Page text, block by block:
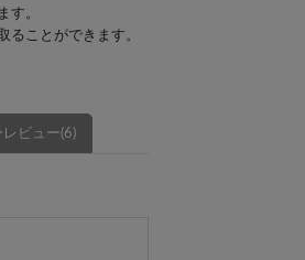
す。
ることができます。
ビュー(6)